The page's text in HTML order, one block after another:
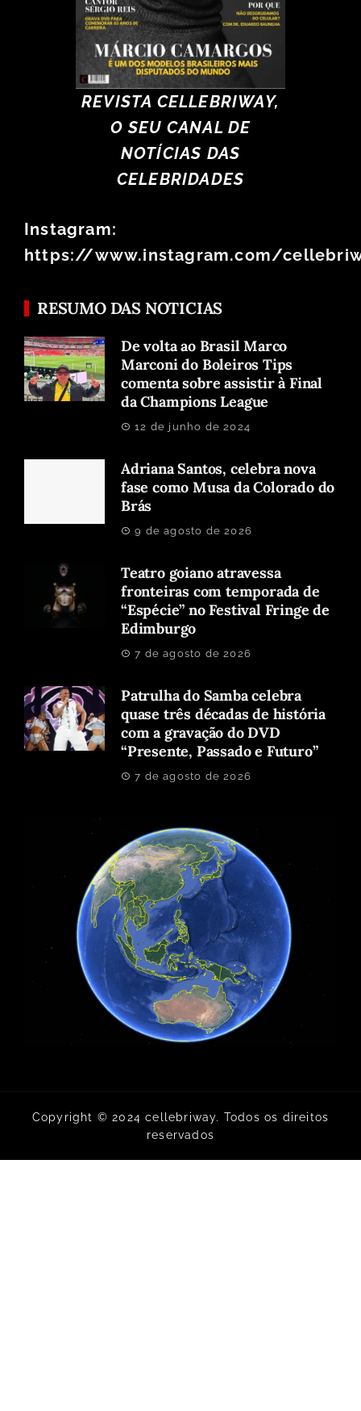
REVISTA CELLEBRIWAY,
O SEU CANAL DE
NOTÍCIAS DAS
CELEBRIDADES
Instagram:
https://www.instagram.com/
RESUMO DAS NOTICIAS
De volta ao Brasil Marco
Marconi do Boleiros Tips
comenta sobre assistir à Final
da Champions League
12 de junho de 2024
Adriana Santos, celebra nova
fase como Musa da Colorado do
Brás
9 de agosto de 2026
Teatro goiano atravessa
fronteiras com temporada de
“Espécie” no Festival Fringe de
Edimburgo
7 de agosto de 2026
Patrulha do Samba celebra
quase três décadas de história
com a gravação do DVD
“Presente, Passado e Futuro”
7 de agosto de 2026
Copyright © 2024 cellebriway. Todos os direitos
reservados